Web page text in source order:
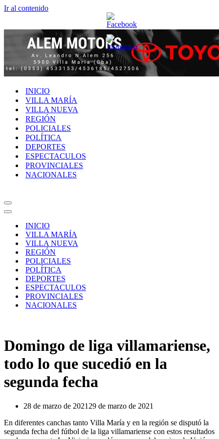
Ir al contenido
INICIO
VILLA MARÍA
VILLA NUEVA
REGIÓN
POLICIALES
POLÍTICA
DEPORTES
ESPECTACULOS
PROVINCIALES
NACIONALES
Menú
de
Menú
navegación
INICIO
VILLA MARÍA
VILLA NUEVA
REGIÓN
POLICIALES
POLÍTICA
DEPORTES
ESPECTACULOS
PROVINCIALES
NACIONALES
Domingo de liga villamariense,
todo lo que sucedió en la
segunda fecha
28 de marzo de 2021 29 de marzo de 2021
En diferentes canchas tanto Villa María y en la región se disputó la
segunda fecha del fútbol de la liga villamariense con estos resultados